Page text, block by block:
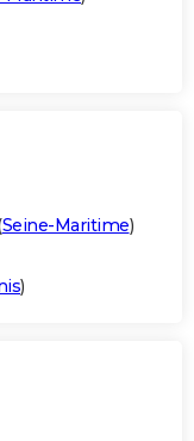
Seine-Maritime)
)